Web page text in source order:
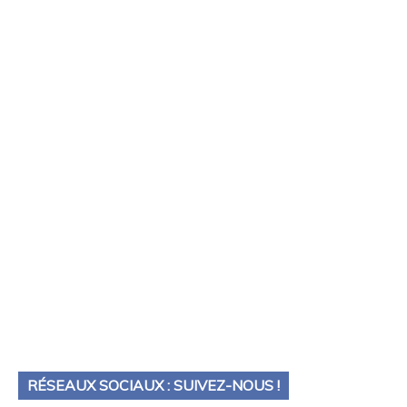
RÉSEAUX SOCIAUX : SUIVEZ-NOUS !